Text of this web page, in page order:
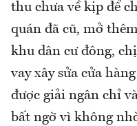
thu chưa về kịp để
quán đã cũ, mở
khu dân cư đông,
vay xây sửa cửa
được giải ngân chỉ
bất ngờ vì không